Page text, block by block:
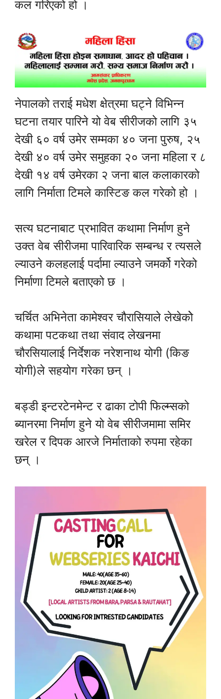
कल गरिएको हो ।
नेपालको तराई मधेश क्षेत्रमा घट्ने विभिन्न
घटना तयार पारिने यो वेब सीरीजको लागि ३५
देखी ६० वर्ष उमेर सम्मका ४० जना पुरुष, २५
देखी ४० वर्ष उमेर समुहका २० जना महिला र ८
देखी १४ वर्ष उमेरका २ जना बाल कलाकारको
लागि निर्माता टिमले कास्टिङ कल गरेको हो ।
सत्य घटनाबाट प्रभावित कथामा निर्माण हुने
उक्त वेब सीरीजमा पारिवारिक सम्बन्ध र त्यसले
ल्याउने कलहलाई पर्दामा ल्याउने जमर्को गरेको
निर्माणा टिमले बताएको छ ।
चर्चित अभिनेता कामेश्वर चौरासियाले लेखेकोे
कथामा पटकथा तथा संवाद लेखनमा
चौरसियालाई निर्देशक नरेशनाथ योगी (किङ
योगी)ले सहयोग गरेका छन् ।
बड्डी इन्टरटेनमेन्ट र ढाका टोपी फिल्म्सको
ब्यानरमा निर्माण हुने यो वेब सीरीजमामा समिर
खरेल र दिपक आरजे निर्माताको रुपमा रहेका
छन् ।